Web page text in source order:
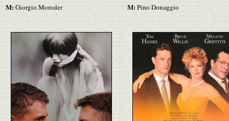
M:Giorgio Moroder M:Pino Donaggio